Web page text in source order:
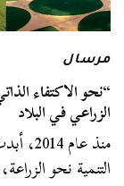
مرسال
“نحو الاكتفاء
الزراعي في البلاد
منذ
التنمية نحو